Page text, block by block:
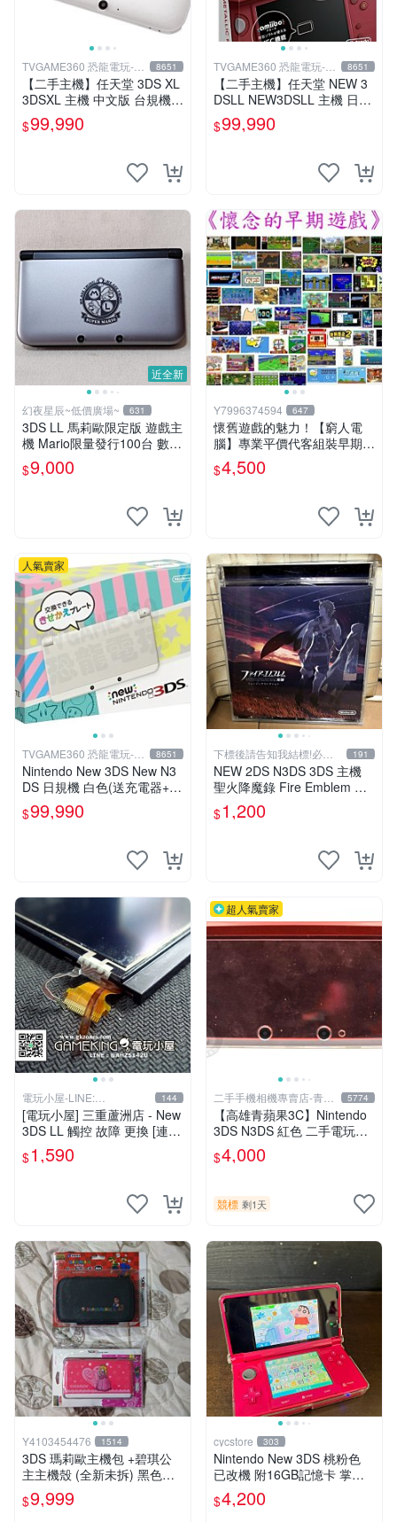
TVGAME360 恐龍電玩-台
中店
8651
【二手主機】任天堂 3DS XL
3DSXL 主機 中文版 台規機
白色 附充電器 裸裝【台中恐
龍電玩】
$99,990
TVGAME360 恐龍電玩-台
中店
8651
【二手主機】任天堂 NEW 3
DSLL NEW3DSLL 主機 日文
版 日本機 金屬紅 附原廠充電
器【台中恐龍電玩】
$99,990
近全新
幻夜星辰~低價廣場~ 631
3DS LL 馬莉歐限定版 遊戲主
機 Mario限量發行100台 數量
超稀少 美品 BB0290
$9,000
Y7996374594 647
懷舊遊戲的魅力！【窮人電
腦】專業平價代客組裝早期W
indows98/95/DOS遊戲機---
專業首選！
$4,500
人氣賣家
TVGAME360 恐龍電玩-台
中店
8651
Nintendo New 3DS New N3
DS 日規機 白色(送充電器+保
護貼)【台中恐龍電玩】
$99,990
下標後請告知我結標!必看
關於我
191
NEW 2DS N3DS 3DS 主機
聖火降魔錄 Fire Emblem 覺
醒 音樂CD 原聲精選集 日版
$1,200
電玩小屋-LINE:
@AHZ5142U
144
[電玩小屋] 三重蘆洲店 - New
3DS LL 觸控 故障 更換 [連工
帶料]
$1,590
超人氣賣家
二手手機相機專賣店-青蘋
果3c
5774
【高雄青蘋果3C】Nintendo
3DS N3DS 紅色 二手電玩主
機#102241
$4,000
競標 剩1天
Y4103454476 1514
3DS 瑪莉歐主機包 +碧琪公
主主機殼 (全新未拆) 黑色款
存 缺貨
$9,999
cycstore 303
Nintendo New 3DS 桃粉色
已改機 附16GB記憶卡 掌上
型遊戲主機 收藏熱門
$4,200